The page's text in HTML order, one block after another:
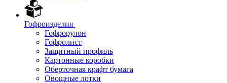
Гофроизделия
Гофрорулон
Гофролист
Защитный профиль
Картонные коробки
Оберточная крафт бумага
Овощные лотки